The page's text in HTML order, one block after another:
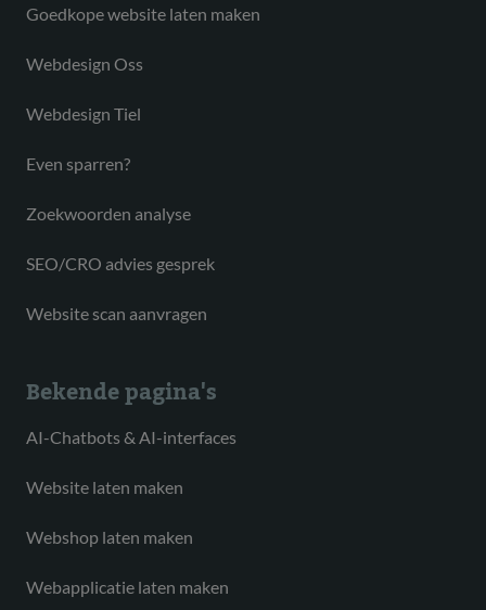
Goedkope website laten maken
Webdesign Oss
Webdesign Tiel
Even sparren?
Zoekwoorden analyse
SEO/CRO advies gesprek
Website scan aanvragen
Bekende pagina's
AI-Chatbots & AI-interfaces
Website laten maken
Webshop laten maken
Webapplicatie laten maken